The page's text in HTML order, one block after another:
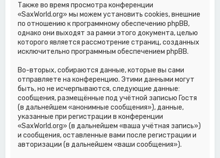
Также во время просмотра конференции
«SaxWorld.org» мы можем установить cookies, внешние
по отношению к программному обеспечению phpBB,
однако они выходят за рамки этого документа, целью
которого является рассмотрение страниц, созданных
исключительно программным обеспечением phpBB.
Во-вторых, собираются данные, которые вы сами
отправляете на конференцию. Этими данными могут
быть, но не исчерпываются, следующие данные:
сообщения, размещённые под учётной записью Гостя
(в дальнейшем «анонимные сообщения»), данные,
указанные при регистрации в конференции
«SaxWorld.org» (в дальнейшем «ваша учётная запись»)
и сообщения, оставленные вами после регистрации и
авторизации (в дальнейшем «ваши сообщения»).